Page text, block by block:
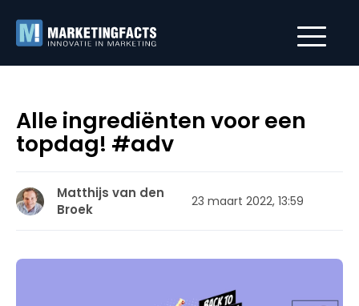
Alle ingrediënten voor een
topdag! #adv
Matthijs van den
Broek
23 maart 2022, 13:59